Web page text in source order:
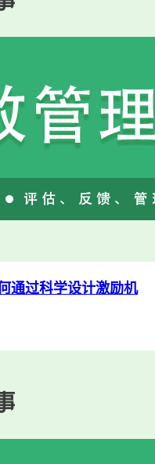
通过科学设计激励机